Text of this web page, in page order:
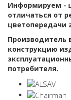
Информируем -
отличаться от
цветопередачи
Производитель
конструкцию
потребителя.